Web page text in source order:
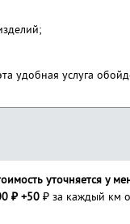
удобная услуга
уточняется у
₽ +50 ₽ за каждый км